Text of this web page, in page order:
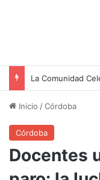
Inicio /Córdoba
Córdoba
Docentes